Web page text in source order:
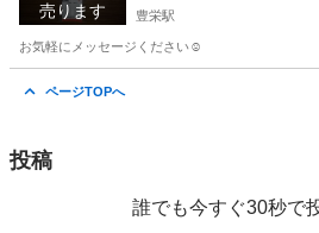
売ります 豊栄駅
お気軽にメッセージください☺️
ページTOPへ
投稿
誰でも今すぐ30秒で